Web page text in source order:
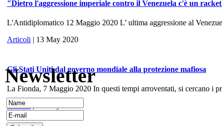
"Dietro l'aggressione imperiale contro il Venezuela c'è un
L'Antidiplomatico 12 Maggio 2020 L’ ultima aggressione al
Articoli | 13 May 2020
Gli Stati Uniti dal governo mondiale alla protezione mafiosa
La Fionda, 7 Maggio 2020 In questi tempi arroventati, si cercano i
Articoli
Newsletter